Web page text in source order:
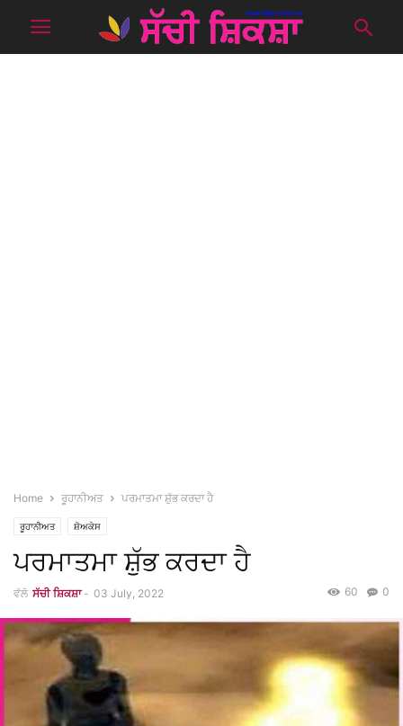
Home ਰੂਹਾਨੀਅਤ ਪਰਮਾਤਮਾ ਸ਼ੁੱਭ ਕਰਦਾ ਹੈ
ਰੂਹਾਨੀਅਤ ਸ਼ੋਅਕੇਸ
ਪਰਮਾਤਮਾ ਸ਼ੁੱਭ ਕਰਦਾ ਹੈ
ਵੱਲੋ ਸੱਚੀ ਸ਼ਿਕਸ਼ਾ - 03 July, 2022 0
60